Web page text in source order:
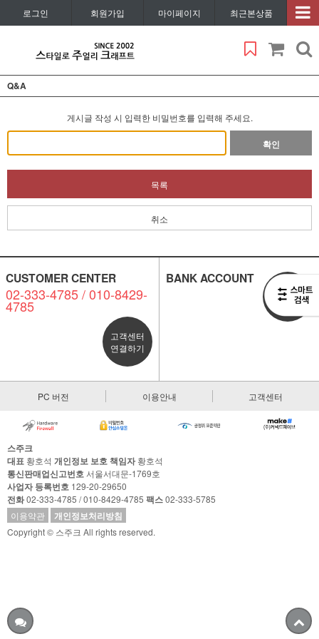
로그인 회원가입 마이페이지 최근본상품
Q&A
게시글 작성 시 입력한 비밀번호를 입력해 주세요.
확인
목록
취소
CUSTOMER CENTER
02-333-4785 / 010-8429-
4785
고객센터
연결하기
BANK ACCOUNT
비회원
1:1 문의
PC 버전 이용안내 고객센터
스주크
대표 황호석 개인정보 보호 책임자황호석
통신판매업신고번호 서울서대문-1769호
사업자 등록번호 129-20-29650
전화02-333-4785 / 010-8429-4785 팩스02-333-5785
이용약관
개인정보처리방침
Copyright © 스주크 All rights reserved.